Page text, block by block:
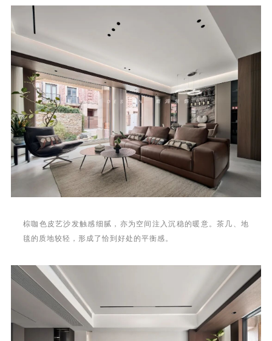
棕咖色皮艺沙发触感细腻，亦为空间注入沉稳的暖意。茶几、地
毯的质地较轻，形成了恰到好处的平衡感。